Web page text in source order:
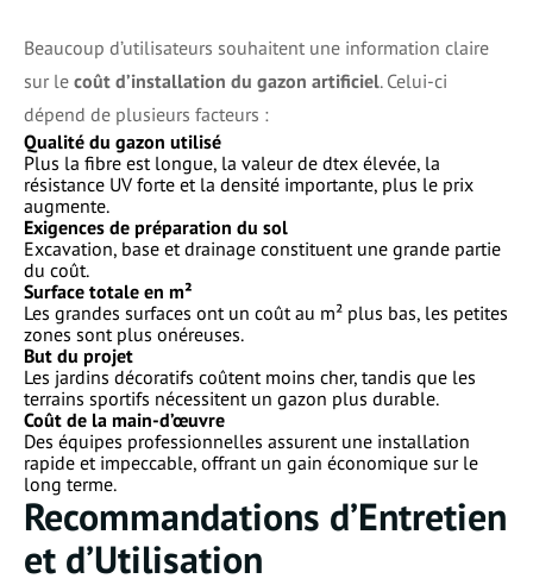
Beaucoup d’utilisateurs souhaitent une information claire
sur le coût d’installation du gazon artificiel. Celui-ci
dépend de plusieurs facteurs :
Qualité du gazon utilisé
Plus la fibre est longue, la valeur de dtex élevée, la
résistance UV forte et la densité importante, plus le prix
augmente.
Exigences de préparation du sol
Excavation, base et drainage constituent une grande partie
du coût.
Surface totale en m²
Les grandes surfaces ont un coût au m² plus bas, les petites
zones sont plus onéreuses.
But du projet
Les jardins décoratifs coûtent moins cher, tandis que les
terrains sportifs nécessitent un gazon plus durable.
Coût de la main-d’œuvre
Des équipes professionnelles assurent une installation
rapide et impeccable, offrant un gain économique sur le
long terme.
Recommandations d’Entretien
et d’Utilisation